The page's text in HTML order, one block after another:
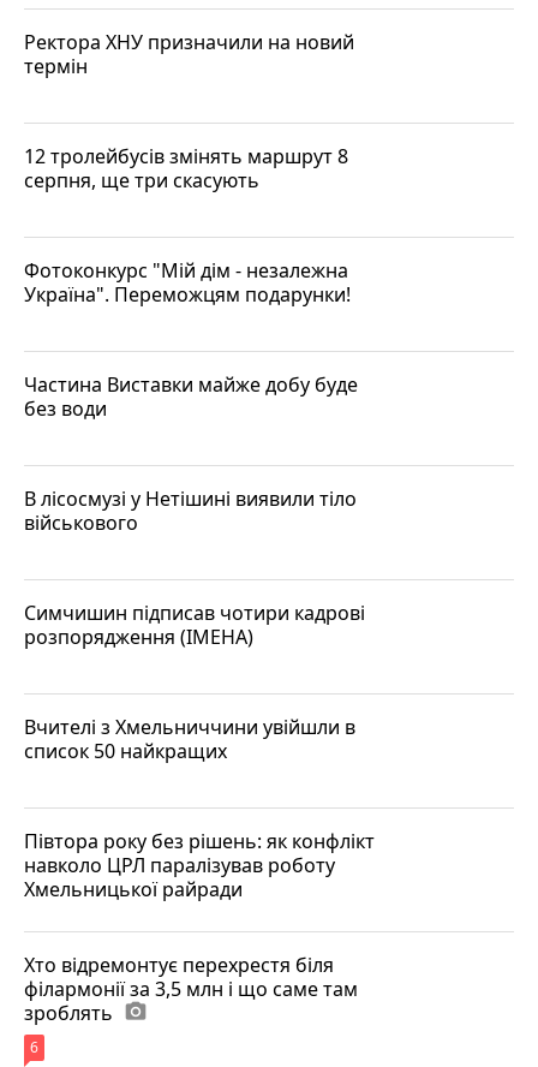
Ректора ХНУ призначили на новий
термін
12 тролейбусів змінять маршрут 8
серпня, ще три скасують
Фотоконкурс "Мій дім - незалежна
Україна". Переможцям подарунки!
Частина Виставки майже добу буде
без води
В лісосмузі у Нетішині виявили тіло
військового
Симчишин підписав чотири кадрові
розпорядження (ІМЕНА)
Вчителі з Хмельниччини увійшли в
список 50 найкращих
Півтора року без рішень: як конфлікт
навколо ЦРЛ паралізував роботу
Хмельницької райради
Хто відремонтує перехрестя біля
філармонії за 3,5 млн і що саме там
зроблять photo_camera
6